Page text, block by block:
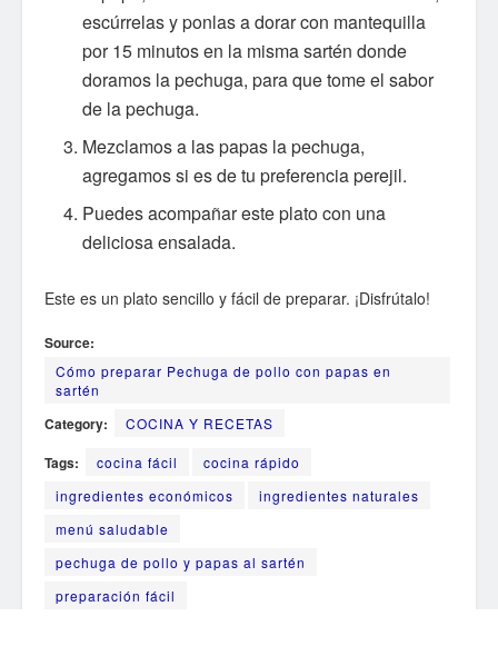
escúrrelas y ponlas a dorar con mantequilla
por 15 minutos en la misma sartén donde
doramos la pechuga, para que tome el sabor
de la pechuga.
Mezclamos a las papas la pechuga,
agregamos si es de tu preferencia perejil.
Puedes acompañar este plato con una
deliciosa ensalada.
Este es un plato sencillo y fácil de preparar. ¡Disfrútalo!
Source:
Cómo preparar Pechuga de pollo con papas en
sartén
Category: COCINA Y RECETAS
Tags: cocina fácil
cocina rápido
ingredientes económicos
ingredientes naturales
menú saludable
pechuga de pollo y papas al sartén
preparación fácil